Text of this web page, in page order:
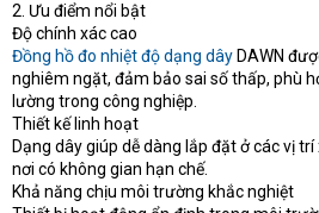
2. Ưu điểm nổi bật
Độ chính xác cao
Đồng hồ đo nhiệt độ dạng dây DAWN
nghiêm ngặt, đảm bảo sai số thấp, phù
lường trong công nghiệp.
Thiết kế linh hoạt
Dạng dây giúp dễ dàng lắp đặt ở các vị
nơi có không gian hạn chế.
Khả năng chịu môi trường khắc nghiệt